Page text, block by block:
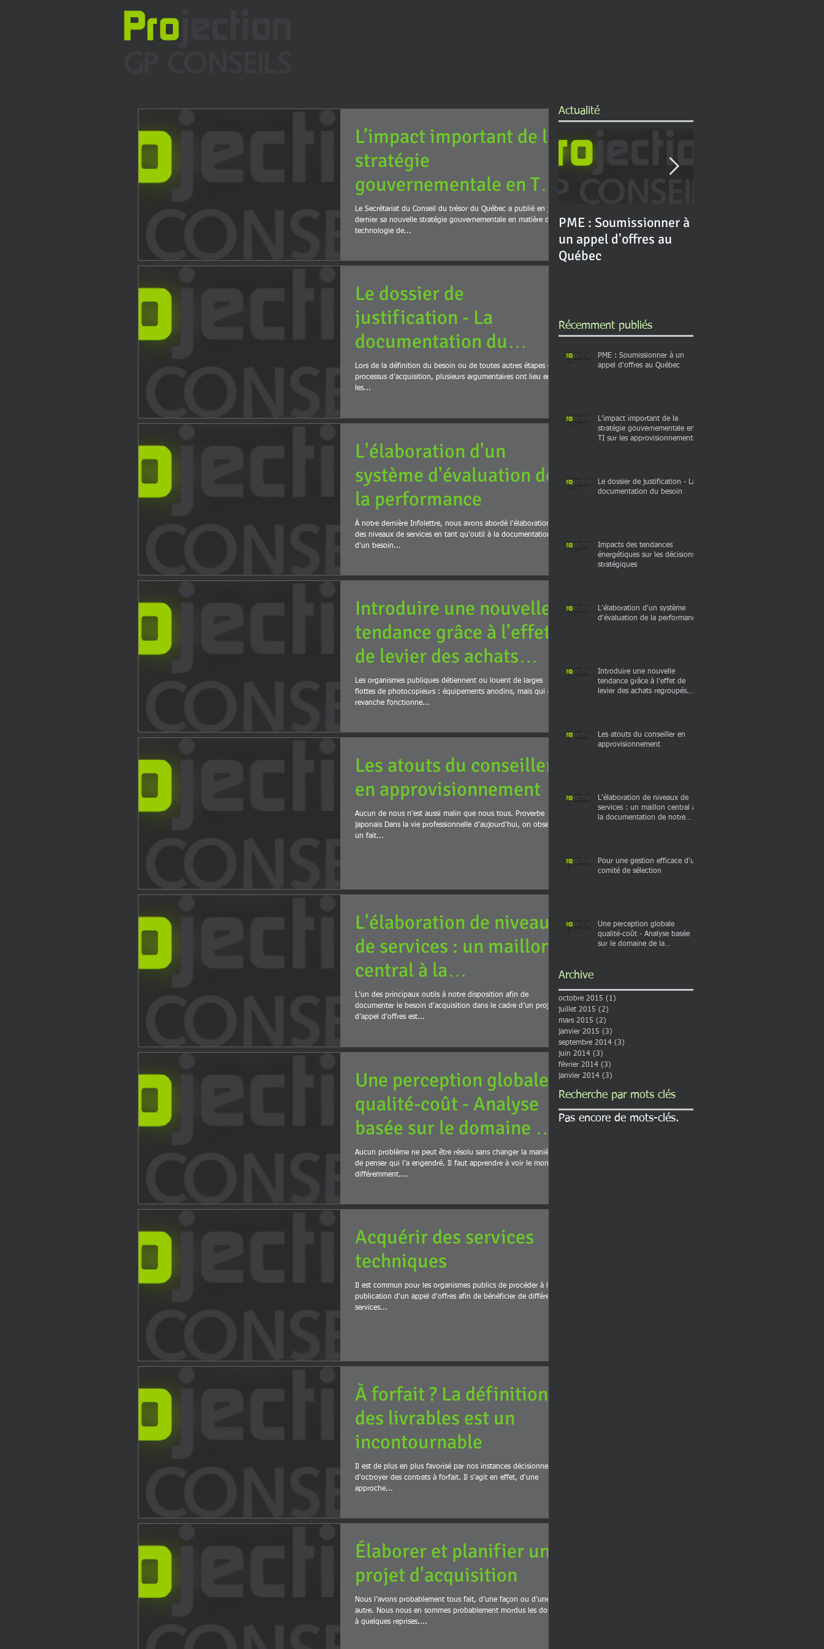
L’impact important de la
stratégie
gouvernementale en TI
sur les
approvisionnements
Le Secrétariat du Conseil du trésor du Québec a publié en juin
dernier sa nouvelle stratégie gouvernementale en matière de
technologie de...
Le dossier de
justification - La
documentation du
besoin
Lors de la définition du besoin ou de toutes autres étapes d’un
processus d’acquisition, plusieurs argumentaires ont lieu entre
les...
L'élaboration d'un
système d'évaluation de
la performance
À notre dernière Infolettre, nous avons abordé l'élaboration
des niveaux de services en tant qu'outil à la documentation
d'un besoin...
Introduire une nouvelle
tendance grâce à l'effet
de levier des achats
regroupés. Une étude de
ca
Les organismes publiques détiennent ou louent de larges
flottes de photocopieurs : équipements anodins, mais qui en
revanche fonctionne...
Les atouts du conseiller
en approvisionnement
Aucun de nous n’est aussi malin que nous tous. Proverbe
japonais Dans la vie professionnelle d’aujourd’hui, on observe
un fait...
L'élaboration de niveaux
de services : un maillon
central à la
documentation de notre
besoin d&#
L’un des principaux outils à notre disposition afin de
documenter le besoin d'acquisition dans le cadre d’un projet
d’appel d’offres est...
Une perception globale
qualité-coût - Analyse
basée sur le domaine de
la construction du
bâtiment
Aucun problème ne peut être résolu sans changer la manière
de penser qui l’a engendré. Il faut apprendre à voir le monde
différemment....
Acquérir des services
techniques
Il est commun pour les organismes publics de procéder à la
publication d'un appel d'offres afin de bénéficier de différents
services...
À forfait ? La définition
des livrables est un
incontournable
Il est de plus en plus favorisé par nos instances décisionnelles
d'octroyer des contrats à forfait. Il s'agit en effet, d'une
approche...
Élaborer et planifier un
projet d'acquisition
Nous l’avons probablement tous fait, d’une façon ou d’une
autre. Nous nous en sommes probablement mordus les doigts
à quelques reprises....
Actualité
PME : Soumissionner à
un appel d'offres au
Québec
Récemment publiés
PME : Soumissionner à un
appel d'offres au Québec
L’impact important de la
stratégie gouvernementale en
TI sur les approvisionnements
Le dossier de justification - La
documentation du besoin
Impacts des tendances
énergétiques sur les décisions
stratégiques
L'élaboration d'un système
d'évaluation de la performance
Introduire une nouvelle
tendance grâce à l'effet de
levier des achats regroupés.
Les atouts du conseiller en
approvisionnement
L'élaboration de niveaux de
services : un maillon central à
la documentation de notre
Pour une gestion efficace d'un
comité de sélection
Une perception globale
qualité-coût - Analyse basée
sur le domaine de la
Archive
octobre 2015 (1)
juillet 2015 (2)
mars 2015 (2)
janvier 2015 (3)
septembre 2014 (3)
juin 2014 (3)
février 2014 (3)
janvier 2014 (3)
Recherche par mots clés
Pas encore de mots-clés.